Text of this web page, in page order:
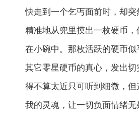
快走到一个乞丐面前时，却突
精准地从兜里摸出一枚硬币
在小碗中。那枚活跃的硬币似
其它零星硬币的真心，发出
得不算太近只可听到细微，
我的灵魂，让一切负面情绪无